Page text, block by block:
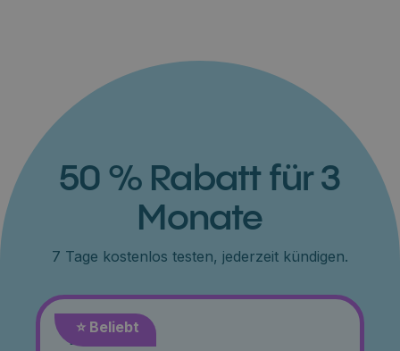
50 % Rabatt für 3
Monate
7 Tage kostenlos testen, jederzeit kündigen.
⭐️ Beliebt
Monat